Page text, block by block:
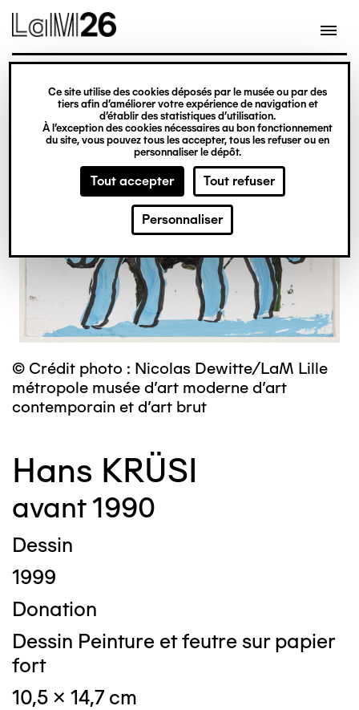
Gestion des cookies
Ce site utilise des cookies déposés par le musée ou par des
tiers afin d’améliorer votre expérience de navigation et
d’établir des statistiques d’utilisation.
À l’exception des cookies nécessaires au bon fonctionnement
du site, vous pouvez tous les accepter, tous les refuser ou en
personnaliser le dépôt.
Tout accepter Tout refuser
Personnaliser
contenu
© Crédit photo : Nicolas Dewitte/LaM Lille
métropole musée d’art moderne d’art
contemporain et d’art brut
Hans KRÜSI
avant 1990
Dessin
1999
Donation
Dessin Peinture et feutre sur papier
fort
10,5 x 14,7 cm